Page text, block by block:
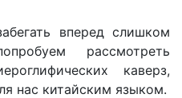
вперед слишком
рассмотреть
каверз,
нас китайским языком.